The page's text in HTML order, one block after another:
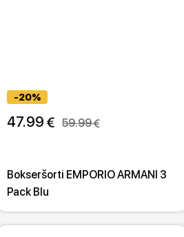
-20%
47.99 59.99
Bokseršorti EMPORIO ARMANI 3
Pack Blu